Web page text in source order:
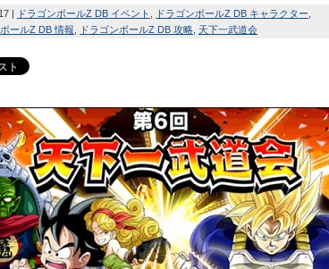
ドラゴンボールZ DB イベント
ドラゴンボールZ DB キャラクター
ールZ DB 情報
ドラゴンボールZ DB 攻略 天下一武道会